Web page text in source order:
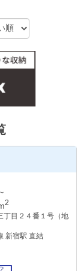
2
丁目２４番１号（地
新宿駅 直結